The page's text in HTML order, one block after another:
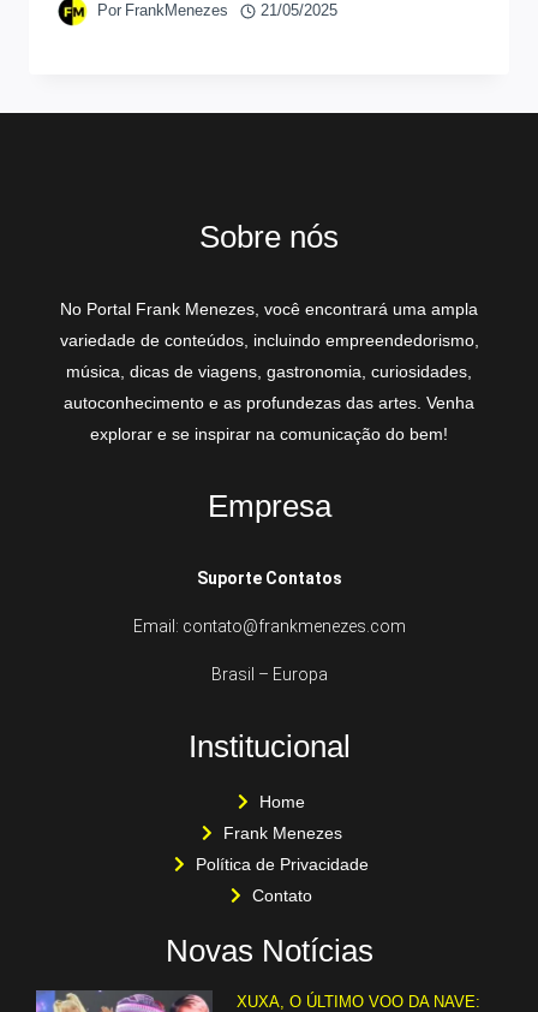
Por FrankMenezes 21/05/2025
Sobre nós
No Portal Frank Menezes, você encontrará uma ampla
variedade de conteúdos, incluindo empreendedorismo,
música, dicas de viagens, gastronomia, curiosidades,
autoconhecimento e as profundezas das artes. Venha
explorar e se inspirar na comunicação do bem!
Empresa
Suporte Contatos
Email: contato@frankmenezes.com
Brasil – Europa
Institucional
Home
Frank Menezes
Política de Privacidade
Contato
Novas Notícias
XUXA, O ÚLTIMO VOO DA NAVE: